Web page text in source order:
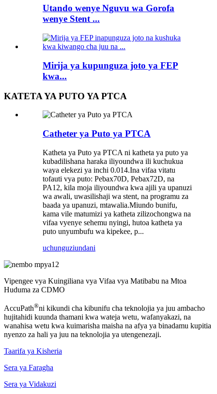
Utando wenye Nguvu wa Gorofa
wenye Stent ...
Mirija ya kupunguza joto ya FEP
kwa...
KATETA YA PUTO YA PTCA
Catheter ya Puto ya PTCA
Katheta ya Puto ya PTCA ni katheta ya puto ya
kubadilishana haraka iliyoundwa ili kuchukua
waya elekezi ya inchi 0.014.Ina vifaa vitatu
tofauti vya puto: Pebax70D, Pebax72D, na
PA12, kila moja iliyoundwa kwa ajili ya upanuzi
wa awali, uwasilishaji wa stent, na programu za
baada ya upanuzi, mtawalia.Miundo bunifu,
kama vile matumizi ya katheta zilizochongwa na
vifaa vyenye sehemu nyingi, hutoa katheta ya
puto unyumbufu wa kipekee, p...
uchunguziundani
Vipengee vya Kuingiliana vya Vifaa vya Matibabu na Mtoa
Huduma za CDMO
AccuPath®ni kikundi cha kibunifu cha teknolojia ya juu ambacho
hujitahidi kuunda thamani kwa wateja wetu, wafanyakazi, na
wanahisa wetu kwa kuimarisha maisha na afya ya binadamu kupitia
nyenzo za hali ya juu na teknolojia ya utengenezaji.
Taarifa ya Kisheria
Sera ya Faragha
Sera ya Vidakuzi